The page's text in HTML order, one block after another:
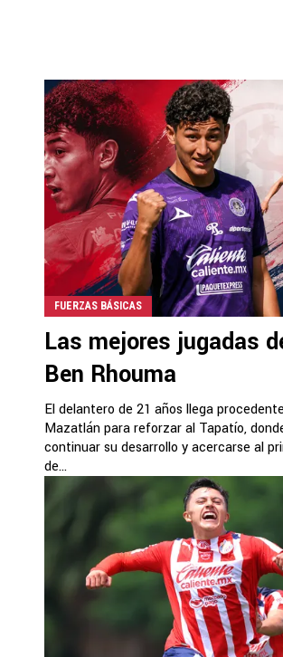
FUERZAS BÁSICAS
Las mejores jugadas
Ben Rhouma
El delantero de 21 años llega
Mazatlán para reforzar al Tapatío,
continuar su desarrollo y acercarse al
de...